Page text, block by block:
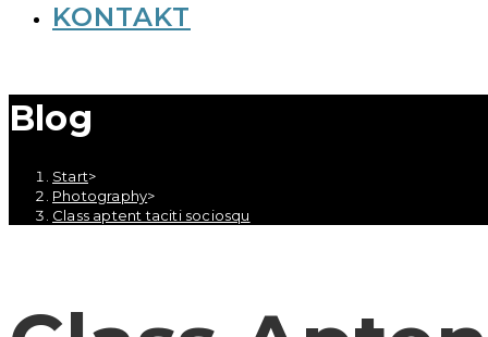
KONTAKT
Blog
Start>
Photography>
Class aptent taciti sociosqu